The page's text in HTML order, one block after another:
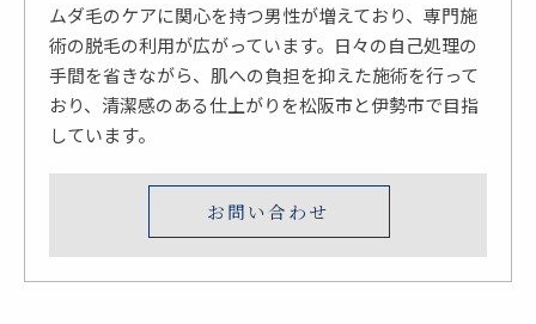
ムダ毛のケアに関心を持つ男性が増えており、専門施
術の脱毛の利用が広がっています。日々の自己処理の
手間を省きながら、肌への負担を抑えた施術を行って
おり、清潔感のある仕上がりを松阪市と伊勢市で目指
しています。
お問い合わせ